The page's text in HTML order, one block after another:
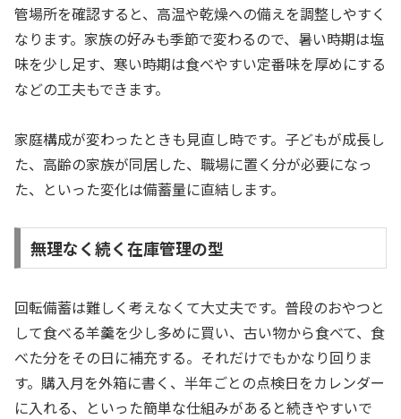
管場所を確認すると、高温や乾燥への備えを調整しやすく
なります。家族の好みも季節で変わるので、暑い時期は塩
味を少し足す、寒い時期は食べやすい定番味を厚めにする
などの工夫もできます。
家庭構成が変わったときも見直し時です。子どもが成長し
た、高齢の家族が同居した、職場に置く分が必要になっ
た、といった変化は備蓄量に直結します。
無理なく続く在庫管理の型
回転備蓄は難しく考えなくて大丈夫です。普段のおやつと
して食べる羊羹を少し多めに買い、古い物から食べて、食
べた分をその日に補充する。それだけでもかなり回りま
す。購入月を外箱に書く、半年ごとの点検日をカレンダー
に入れる、といった簡単な仕組みがあると続きやすいで